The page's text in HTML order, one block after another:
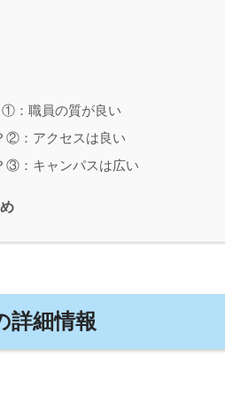
①：職員の質が良い
②：アクセスは良い
③：キャンパスは広い
詳細情報